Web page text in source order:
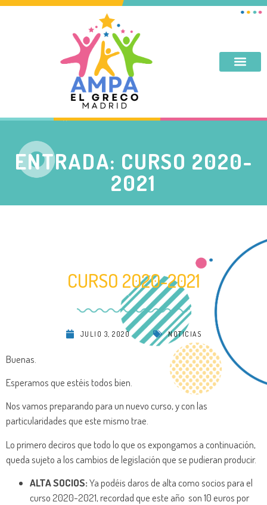
ENTRADA: CURSO 2020-
2021
CURSO 2020-2021
JULIO 3, 2020 NOTICIAS
Buenas.
Esperamos que estéis todos bien.
Nos vamos preparando para un nuevo curso, y con las
particularidades que este mismo trae.
Lo primero deciros que todo lo que os expongamos a continuación,
queda sujeto a los cambios de legislación que se pudieran producir.
ALTA SOCIOS:Ya podéis daros de alta como socios para el
curso 2020-2021, recordad que este año son 10 euros por